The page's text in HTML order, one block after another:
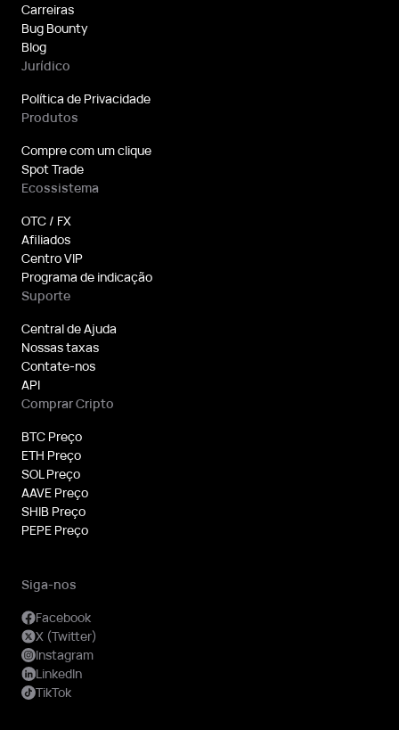
Carreiras
Bug Bounty
Blog
Jurídico
Política de Privacidade
Produtos
Compre com um clique
Spot Trade
Ecossistema
OTC / FX
Afiliados
Centro VIP
Programa de indicação
Suporte
Central de Ajuda
Nossas taxas
Contate-nos
API
Comprar Cripto
BTC Preço
ETH Preço
SOL Preço
AAVE Preço
SHIB Preço
PEPE Preço
Siga-nos
Facebook
X (Twitter)
Instagram
LinkedIn
TikTok